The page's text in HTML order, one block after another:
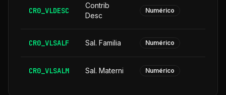
CR0_VLDESC
Contrib
Desc
Numérico
CR0_VLSALF Sal. Familia Numérico
CR0_VLSALM Sal. Materni Numérico